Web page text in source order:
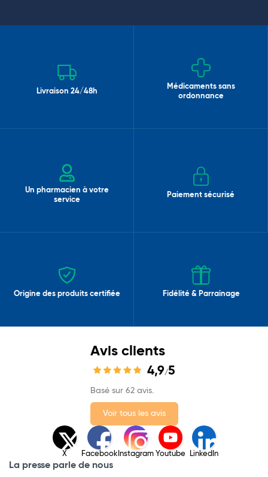
Livraison 24/48h
Médicaments sans
ordonnance
Un pharmacien à votre
service
Paiement sécurisé
Origine des produits certifiée Fidélité & Parrainage
Avis clients
4,9/5
Basé sur 62 avis.
Voir tous les avis
X Facebook Instagram Youtube LinkedIn
La presse parle de nous